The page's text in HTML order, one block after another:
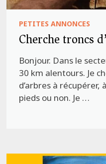
PETITES ANNONCES
Cherche troncs
Bonjour. Dans le
30 km alentours. Je
d’arbres à récupérer,
pieds ou non. Je …